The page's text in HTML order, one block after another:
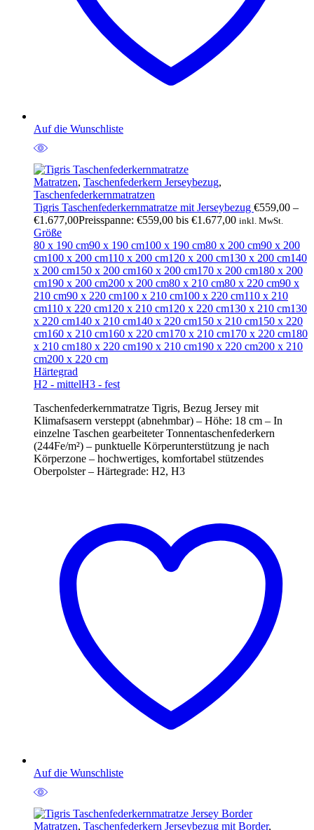
Auf die Wunschliste
Matratzen, Taschenfederkern Jerseybezug,
Taschenfederkernmatratzen
Tigris Taschenfederkernmatratze mit Jerseybezug €559,00 –
€1.677,00Preisspanne: €559,00 bis €1.677,00 inkl. MwSt.
Größe
80 x 190 cm90 x 190 cm100 x 190 cm80 x 200 cm90 x 200
cm100 x 200 cm110 x 200 cm120 x 200 cm130 x 200 cm140
x 200 cm150 x 200 cm160 x 200 cm170 x 200 cm180 x 200
cm190 x 200 cm200 x 200 cm80 x 210 cm80 x 220 cm90 x
210 cm90 x 220 cm100 x 210 cm100 x 220 cm110 x 210
cm110 x 220 cm120 x 210 cm120 x 220 cm130 x 210 cm130
x 220 cm140 x 210 cm140 x 220 cm150 x 210 cm150 x 220
cm160 x 210 cm160 x 220 cm170 x 210 cm170 x 220 cm180
x 210 cm180 x 220 cm190 x 210 cm190 x 220 cm200 x 210
cm200 x 220 cm
Härtegrad
H2 - mittelH3 - fest
Taschenfederkernmatratze Tigris, Bezug Jersey mit
Klimafsasern versteppt (abnehmbar) – Höhe: 18 cm – In
einzelne Taschen gearbeiteter Tonnentaschenfederkern
(244Fe/m²) – punktuelle Körperunterstützung je nach
Körperzone – hochwertiges, komfortabel stützendes
Oberpolster – Härtegrade: H2, H3
Auf die Wunschliste
Matratzen, Taschenfederkern Jerseybezug mit Border,